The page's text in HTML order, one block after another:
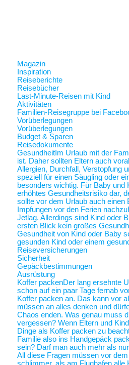
Magazin
Inspiration
Reiseberichte
Reisebücher
Last-Minute-Reisen mit Kind
Aktivitäten
Familien-Reisegruppe bei
Vorüberlegungen
Vorüberlegungen
Budget & Sparen
Reisedokumente
Gesundheit Im Urlaub mit der
ist. Daher sollten Eltern auch
Allergien, Durchfall, Verstopfung
speziell für einen Säugling oder
besonders wichtig. Für Baby
erhöhtes Gesundheitsrisiko dar,
sollte vor dem Urlaub auch einen
Impfungen vor den Ferien
Jetlag. Allerdings sind Kind oder
ersten Blick kein großes
Gesundheit von Kind oder Baby
gesunden Kind oder einem
Reiseversicherungen
Sicherheit
Gepäckbestimmungen
Ausrüstung
Koffer packenDer lang ersehnte
schon auf ein paar Tage fernab
Koffer packen an. Das kann vor
müssen an alles denken und
Chaos enden. Was genau muss
vergessen? Wenn Eltern und
Dinge als Koffer packen zu
Familie also ins Handgepäck
sein? Darf man auch mehr als
All diese Fragen müssen vor